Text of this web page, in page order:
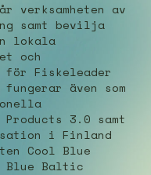
verksamheten av
samt bevilja
lokala
och
för Fiskeleader
även som
Products 3.0 samt
i Finland
Cool Blue
Blue Baltic